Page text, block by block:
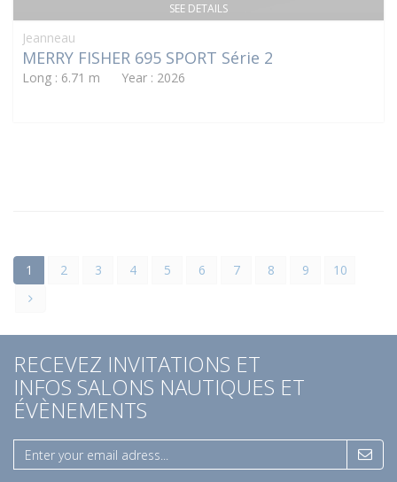
SEE DETAILS
Jeanneau
MERRY FISHER 695 SPORT Série 2
Long : 6.71 m Year : 2026
1 2 3 4 5 6 7 8 9 10
RECEVEZ INVITATIONS ET
INFOS SALONS NAUTIQUES ET
ÉVÈNEMENTS